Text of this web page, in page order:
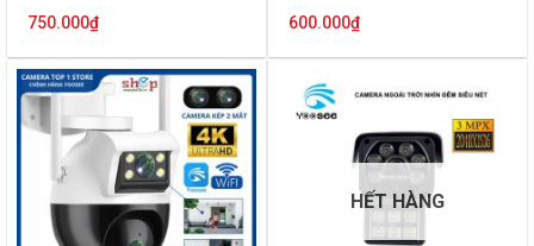
750.000₫ 600.000₫
HẾT HÀNG